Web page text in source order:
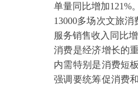
单量同比增加121%。
13000多场次文旅
服务销售收入同比增
消费是经济增长的
内需特别是消费短
强调要统筹促消费